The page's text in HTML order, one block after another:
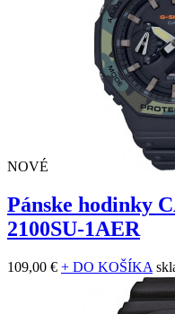
NOVÉ
Pánske hodinky
2100SU-1AER
109,00 € + DO KOŠÍKA